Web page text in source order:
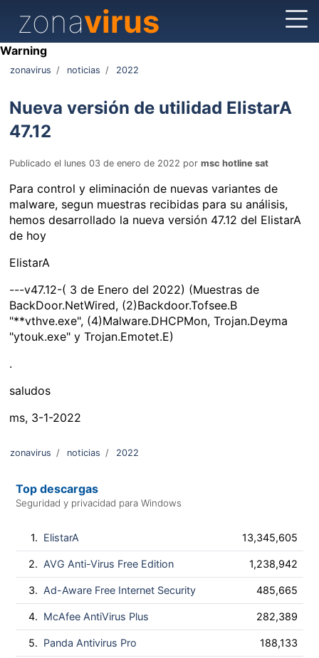
Warning
zonavirus
zonavirus / noticias / 2022
Nueva versión de utilidad ElistarA
47.12
Publicado el lunes 03 de enero de 2022 pormsc hotline sat
Para control y eliminación de nuevas variantes de
malware, segun muestras recibidas para su análisis,
hemos desarrollado la nueva versión 47.12 del ElistarA
de hoy
ElistarA
---v47.12-( 3 de Enero del 2022) (Muestras de
BackDoor.NetWired, (2)Backdoor.Tofsee.B
"**vthve.exe", (4)Malware.DHCPMon, Trojan.Deyma
"ytouk.exe" y Trojan.Emotet.E)
.
saludos
ms, 3-1-2022
zonavirus / noticias / 2022
Top descargas
Seguridad y privacidad para Windows
1. ElistarA 13,345,605
2. AVG Anti-Virus Free Edition 1,238,942
3. Ad-Aware Free Internet Security 485,665
4. McAfee AntiVirus Plus 282,389
5. Panda Antivirus Pro 188,133